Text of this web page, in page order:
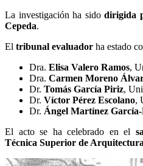
La investigación ha sido dirigida
Cepeda.
El tribunal evaluador ha estado
Dra. Elisa Valero Ramos,
Dra. Carmen Moreno
Dr. Tomás García Piriz,
Dr. Víctor Pérez Escolano,
Dr. Ángel Martínez García-
El acto se ha celebrado en el
Técnica Superior de